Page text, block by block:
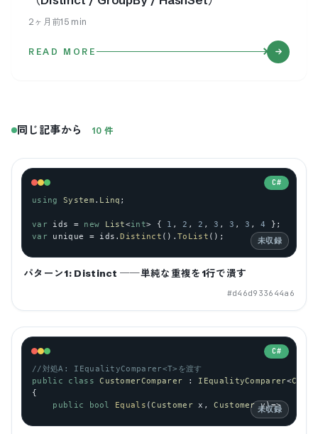
2ヶ月前15min
READ MORE
同じ記事から 10 件
C#
using System . Linq ;
var ids = new List<int> { 1 , 2 , 2 , 3 , 3 , 3 , 4
};
var
unique = ids .Distinct ().ToList (); 未収録
パターン1: Distinct ──単純な重複を1行で潰す
#d46d933644a6
C#
//対処A: IEqualityComparer<T>を渡す
public
class CustomerComparer : IEqualityComparer<
{
public
bool Equals (Customer x , Customer y)=>
未収録